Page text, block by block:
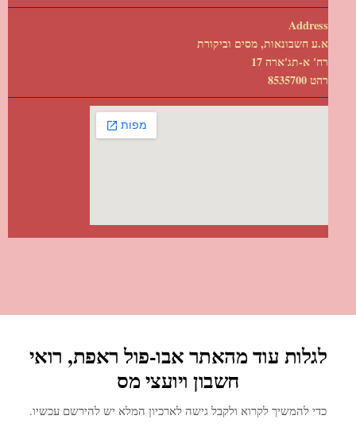
Address
א.ע חשבונאות, מסים וביקורת
רח' א-תג'ארה 17
רהט 8535700
לגלות עוד מהאתר אבו-פול ראפת, רואי
חשבון ויועצי מס
כדי להמשיך לקרוא ולקבל גישה לארכיון המלא יש להירשם עכשיו.